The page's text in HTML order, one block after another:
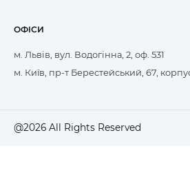
ОФІСИ
м. Львів, вул. Водогінна, 2, оф. 531
м. Київ, пр-т Берестейський, 67,
@2026 All Rights Reserved